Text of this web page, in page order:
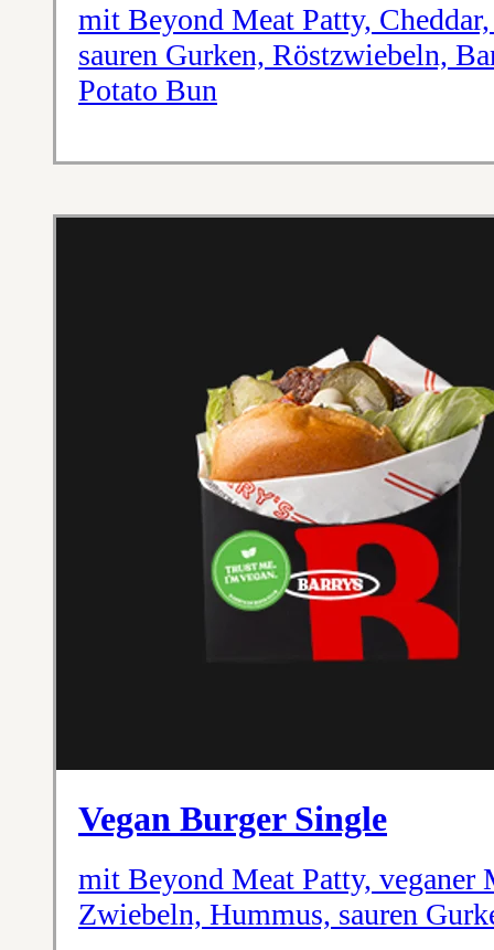
mit Beyond Meat Patty,
sauren Gurken, Röstzwiebeln,
Potato Bun
Vegan Burger Single
mit Beyond Meat Patty, veganer
Zwiebeln, Hummus, sauren